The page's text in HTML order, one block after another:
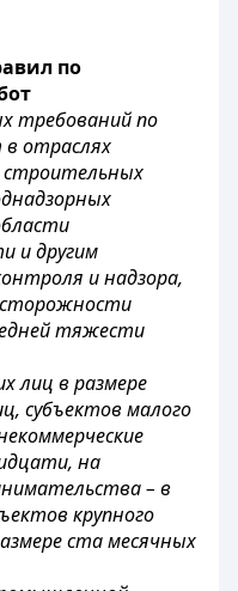
по
требований по
в отраслях
и другим
и надзора,
тяжести
лиц в размере
субъектов малого
на
– в
крупного
ста месячных